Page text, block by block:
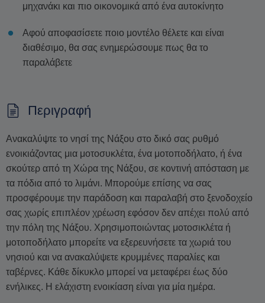
μηχανάκι και πιο οικονομικά από ένα αυτοκίνητο
Αφού αποφασίσετε ποιο μοντέλο θέλετε και είναι
διαθέσιμο, θα σας ενημερώσουμε πως θα το
παραλάβετε
Περιγραφή
Ανακαλύψτε το νησί της Νάξου στο δικό σας ρυθμό
ενοικιάζοντας μια μοτοσυκλέτα, ένα μοτοποδήλατο, ή ένα
σκούτερ από τη Χώρα της Νάξου, σε κοντινή απόσταση με
τα πόδια από το λιμάνι. Μπορούμε επίσης να σας
προσφέρουμε την παράδοση και παραλαβή στο ξενοδοχείο
σας χωρίς επιπλέον χρέωση εφόσον δεν απέχει πολύ από
την πόλη της Νάξου. Χρησιμοποιώντας μοτοσικλέτα ή
μοτοποδήλατο μπορείτε να εξερευνήσετε τα χωριά του
νησιού και να ανακαλύψετε κρυμμένες παραλίες και
ταβέρνες. Κάθε δίκυκλο μπορεί να μεταφέρει έως δύο
ενήλικες. Η ελάχιστη ενοικίαση είναι για μία ημέρα.